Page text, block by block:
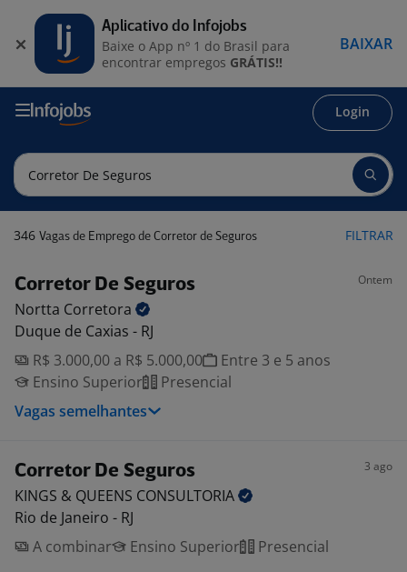
Login
346 Vagas de Emprego de Corretor de Seguros FILTRAR
Corretor De Seguros Ontem
Nortta Corretora
Duque de Caxias - RJ
R$ 3.000,00 a R$ 5.000,00
Entre 3 e 5 anos
Ensino Superior
Presencial
Vagas semelhantes
Corretor De Seguros 3 ago
KINGS & QUEENS CONSULTORIA
Rio de Janeiro - RJ
A combinar
Ensino Superior Presencial
Aplicativo do Infojobs
Baixe o App nº 1 do Brasil para
encontrar empregos GRÁTIS!!
BAIXAR